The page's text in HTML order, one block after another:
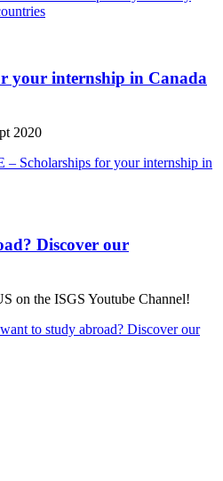
your internship in Canada
2020
– Scholarships for your internship in
Discover our
on the ISGS Youtube Channel!
to study abroad? Discover our